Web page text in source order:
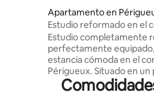
Apartamento en
Estudio reformado en el
Périgueux
Estudio completamente
perfectamente
estancia cómoda en el
Périgueux. Situado en
edificio tranquilo, justo
estación de tren, está a